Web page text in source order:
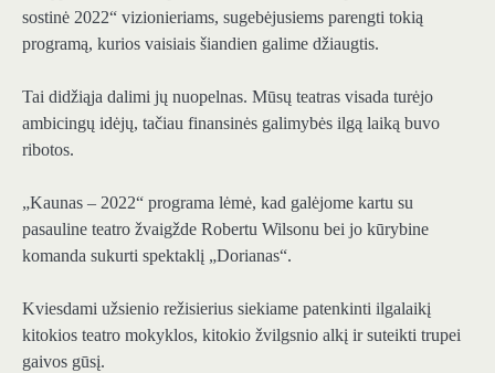
sostinė 2022“ vizionieriams, sugebėjusiems parengti tokią
programą, kurios vaisiais šiandien galime džiaugtis.
Tai didžiąja dalimi jų nuopelnas. Mūsų teatras visada turėjo
ambicingų idėjų, tačiau finansinės galimybės ilgą laiką buvo
ribotos.
„Kaunas – 2022“ programa lėmė, kad galėjome kartu su
pasauline teatro žvaigžde Robertu Wilsonu bei jo kūrybine
komanda sukurti spektaklį „Dorianas“.
Kviesdami užsienio režisierius siekiame patenkinti ilgalaikį
kitokios teatro mokyklos, kitokio žvilgsnio alkį ir suteikti trupei
gaivos gūsį.